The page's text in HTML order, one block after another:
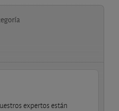
expertos están